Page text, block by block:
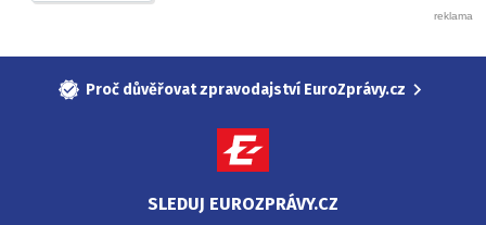
Proč důvěřovat zpravodajství EuroZprávy.cz
SLEDUJ EUROZPRÁVY.CZ